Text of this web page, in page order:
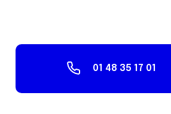
01 48 35 17 01